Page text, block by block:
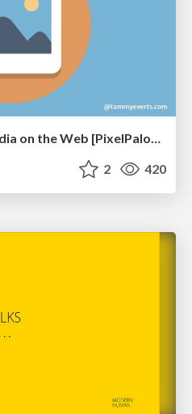
The Hidden Cost of Media on the Web [PixelPalooza 2025]
2 420